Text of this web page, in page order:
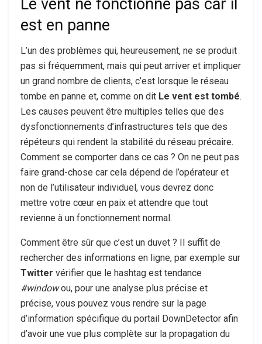
Le vent ne fonctionne pas car il
est en panne
L’un des problèmes qui, heureusement, ne se produit
pas si fréquemment, mais qui peut arriver et impliquer
un grand nombre de clients, c’est lorsque le réseau
tombe en panne et, comme on dit Le vent est tombé.
Les causes peuvent être multiples telles que des
dysfonctionnements d’infrastructures tels que des
répéteurs qui rendent la stabilité du réseau précaire.
Comment se comporter dans ce cas ? On ne peut pas
faire grand-chose car cela dépend de l’opérateur et
non de l’utilisateur individuel, vous devrez donc
mettre votre cœur en paix et attendre que tout
revienne à un fonctionnement normal.
Comment être sûr que c’est un duvet ? Il suffit de
rechercher des informations en ligne, par exemple sur
Twitter vérifier que le hashtag est tendance
#windowou, pour une analyse plus précise et
précise, vous pouvez vous rendre sur la page
d’information spécifique du portail DownDetector afin
d’avoir une vue plus complète sur la propagation du